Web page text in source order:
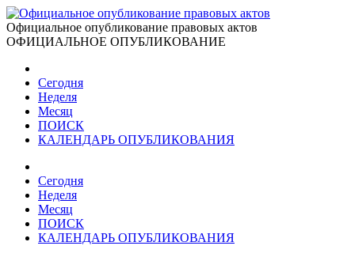
Официальное опубликование правовых актов
ОФИЦИАЛЬНОЕ ОПУБЛИКОВАНИЕ
Сегодня
Неделя
Месяц
ПОИСК
КАЛЕНДАРЬ ОПУБЛИКОВАНИЯ
Сегодня
Неделя
Месяц
ПОИСК
КАЛЕНДАРЬ ОПУБЛИКОВАНИЯ